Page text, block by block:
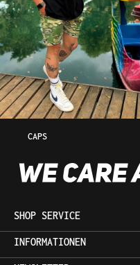
CAPS
SHOP SERVICE
INFORMATIONEN